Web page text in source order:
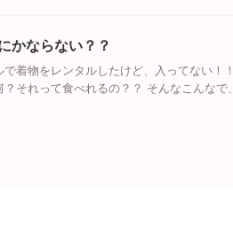
かならない？？
着物をレンタルしたけど、入ってない！！
それって食べれるの？？ そんなこんなで、